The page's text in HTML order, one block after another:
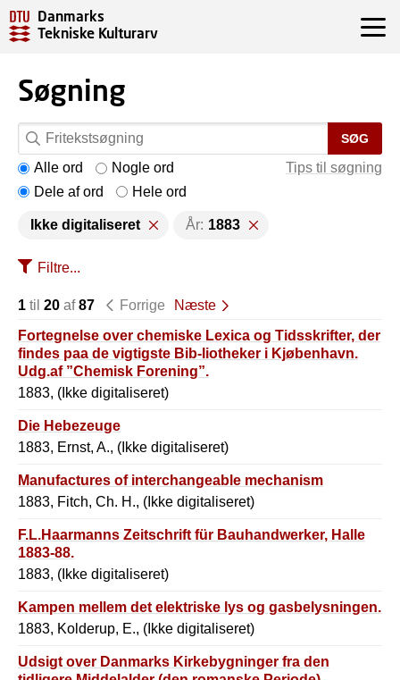
Danmarks
Tekniske Kulturarv
Søgning
SØG
Tips til søgning
Alle ord
Nogle ord
Dele af ord
Hele ord
Ikke digitaliseret År: 1883
Filtre...
1 til 20 af87 Forrige
Næste
Fortegnelse over chemiske Lexica og Tidsskrifter, der
findes paa de vigtigste Bib-liotheker i Kjøbenhavn.
Udg.af ”Chemisk Forening”.
1883, (Ikke digitaliseret)
Die Hebezeuge
1883, Ernst, A., (Ikke digitaliseret)
Manufactures of interchangeable mechanism
1883, Fitch, Ch. H., (Ikke digitaliseret)
F.L.Haarmanns Zeitschrift für Bauhandwerker, Halle
1883-88.
1883, (Ikke digitaliseret)
Kampen mellem det elektriske lys og gasbelysningen.
1883, Kolderup, E., (Ikke digitaliseret)
Udsigt over Danmarks Kirkebygninger fra den